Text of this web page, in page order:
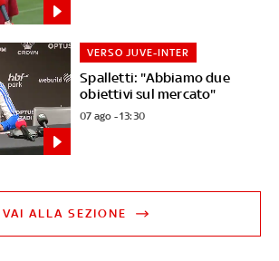
Spalletti: "Abbiamo due
obiettivi sul mercato"
VERSO JUVE-INTER
07 ago - 13:30
VAI ALLA SEZIONE